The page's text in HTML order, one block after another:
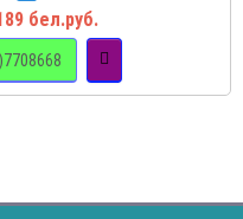
бел.руб.